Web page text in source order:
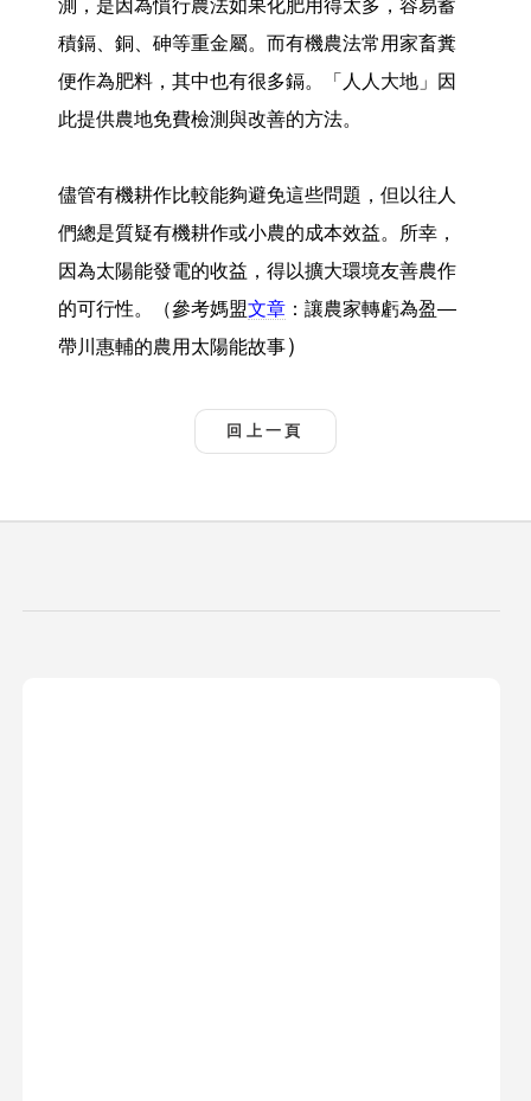
測，是因為慣行農法如果化肥用得太多，容易蓄
積鎘、銅、砷等重金屬。而有機農法常用家畜糞
便作為肥料，其中也有很多鎘。「人人大地」因
此提供農地免費檢測與改善的方法。
儘管有機耕作比較能夠避免這些問題，但以往人
們總是質疑有機耕作或小農的成本效益。所幸，
因為太陽能發電的收益，得以擴大環境友善農作
的可行性。（參考媽盟文章：讓農家轉虧為盈—
帶川惠輔的農用太陽能故事）